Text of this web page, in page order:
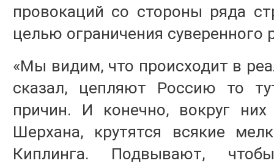
провокаций со стороны ряда
целью ограничения суверенного
«Мы видим, что происходит в
сказал, цепляют Россию то
причин. И конечно, вокруг
Шерхана, крутятся всякие
Киплинга. Подвывают,